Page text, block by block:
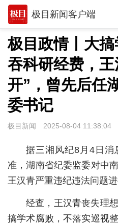
极目新闻客户端
推荐
观点
时政
湖北
武汉
世相
环球
专题
极客圈
极目政情丨大
吞科研经费，王
开”，曾先后任
委书记
极目新闻 2025-08-04 11:38:04
据三湘风纪8月4日消
准，湖南省纪委监委对中
王汉青严重违纪违法问题
经查，王汉青丧失理
搞学术腐败，不落实巡视